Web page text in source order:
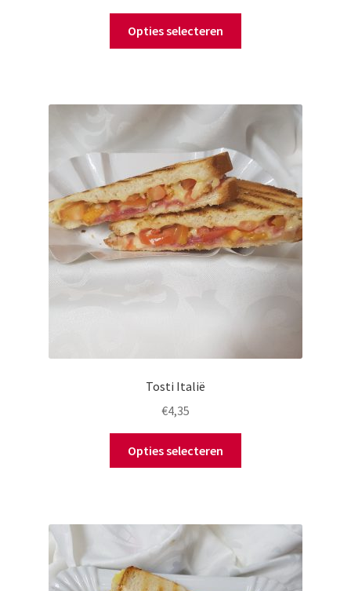
Opties selecteren
Tosti Italië
€4,35
Opties selecteren